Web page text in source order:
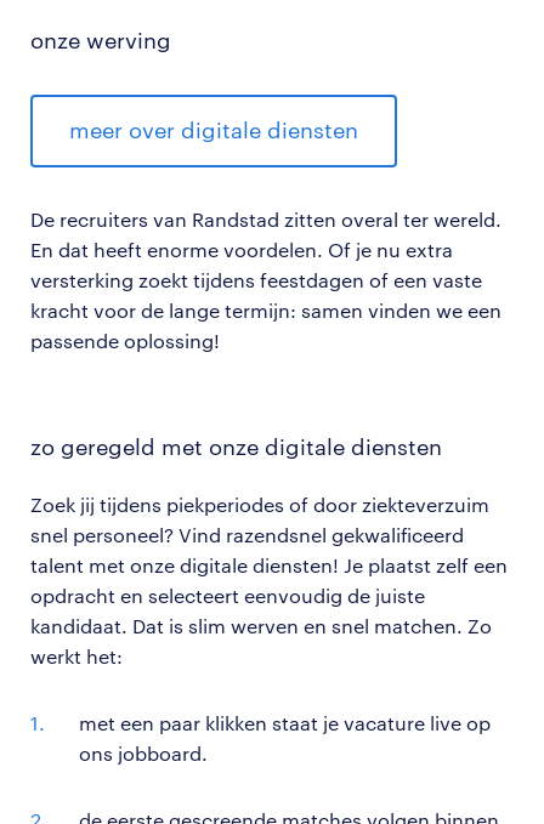
onze werving
meer over digitale diensten
De recruiters van Randstad zitten overal ter wereld.
En dat heeft enorme voordelen. Of je nu extra
versterking zoekt tijdens feestdagen of een vaste
kracht voor de lange termijn: samen vinden we een
passende oplossing!
zo geregeld met onze digitale diensten
Zoek jij tijdens piekperiodes of door ziekteverzuim
snel personeel? Vind razendsnel gekwalificeerd
talent met onze digitale diensten! Je plaatst zelf een
opdracht en selecteert eenvoudig de juiste
kandidaat. Dat is slim werven en snel matchen. Zo
werkt het:
met een paar klikken staat je vacature live op
ons jobboard.